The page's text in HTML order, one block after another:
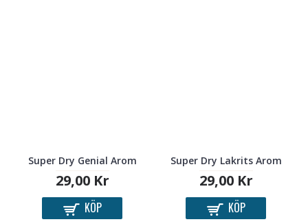
Super Dry Genial Arom
29,00 Kr
KÖP
Super Dry Lakrits Arom
29,00 Kr
KÖP